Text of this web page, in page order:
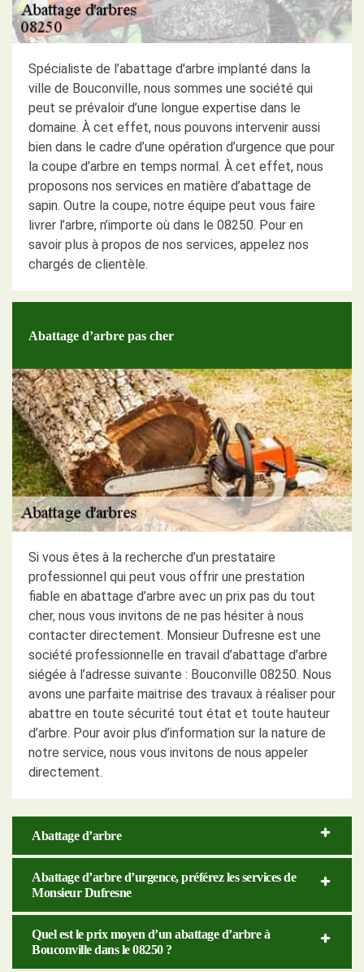
Spécialiste de l’abattage d’arbre implanté dans la
ville de Bouconville, nous sommes une société qui
peut se prévaloir d’une longue expertise dans le
domaine. À cet effet, nous pouvons intervenir aussi
bien dans le cadre d’une opération d’urgence que pour
la coupe d’arbre en temps normal. À cet effet, nous
proposons nos services en matière d’abattage de
sapin. Outre la coupe, notre équipe peut vous faire
livrer l’arbre, n’importe où dans le 08250. Pour en
savoir plus à propos de nos services, appelez nos
chargés de clientèle.
Abattage d’arbre pas cher
Si vous êtes à la recherche d’un prestataire
professionnel qui peut vous offrir une prestation
fiable en abattage d’arbre avec un prix pas du tout
cher, nous vous invitons de ne pas hésiter à nous
contacter directement. Monsieur Dufresne est une
société professionnelle en travail d’abattage d’arbre
siégée à l’adresse suivante : Bouconville 08250. Nous
avons une parfaite maitrise des travaux à réaliser pour
abattre en toute sécurité tout état et toute hauteur
d’arbre. Pour avoir plus d’information sur la nature de
notre service, nous vous invitons de nous appeler
directement.
Abattage d’arbre
Abattage d’arbre d’urgence, préférez les services de
Monsieur Dufresne
Quel est le prix moyen d’un abattage d’arbre à
Bouconville dans le 08250 ?